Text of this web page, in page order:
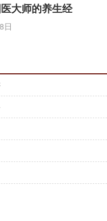
大师的养生经
日